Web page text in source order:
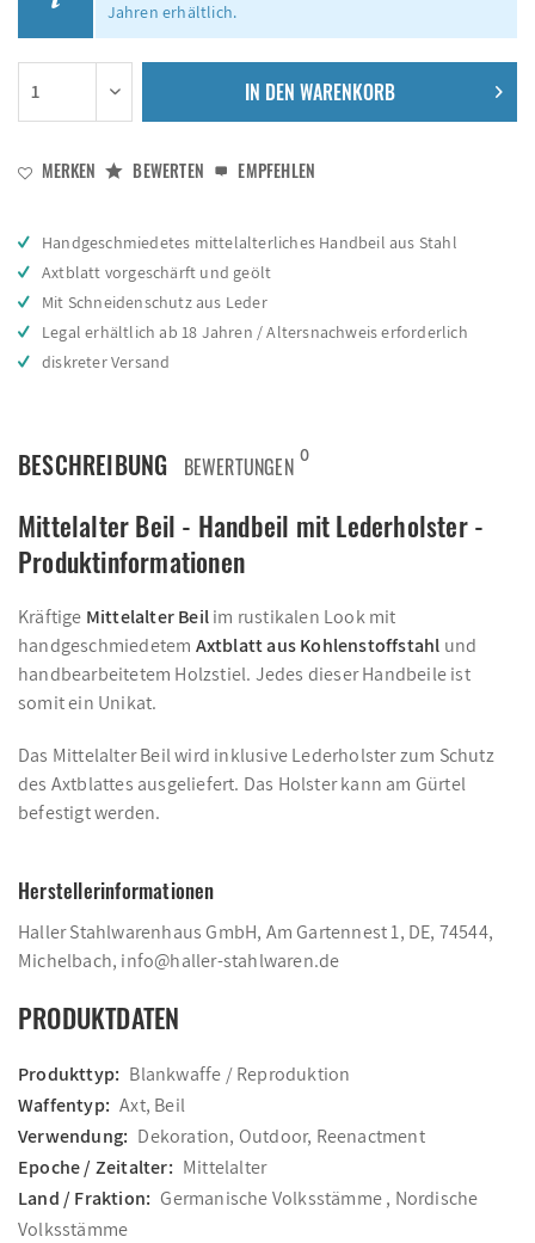
Jahren erhältlich.
IN DEN WARENKORB
MERKEN BEWERTEN EMPFEHLEN
Handgeschmiedetes mittelalterliches Handbeil aus Stahl
Axtblatt vorgeschärft und geölt
Mit Schneidenschutz aus Leder
Legal erhältlich ab 18 Jahren / Altersnachweis erforderlich
diskreter Versand
BESCHREIBUNG BEWERTUNGEN 0
Mittelalter Beil - Handbeil mit Lederholster -
Produktinformationen
Kräftige Mittelalter Beilim rustikalen Look mit
handgeschmiedetem Axtblatt aus Kohlenstoffstahl und
handbearbeitetem Holzstiel. Jedes dieser Handbeile ist
somit ein Unikat.
Das Mittelalter Beil wird inklusive Lederholster zum Schutz
des Axtblattes ausgeliefert. Das Holster kann am Gürtel
befestigt werden.
Herstellerinformationen
Haller Stahlwarenhaus GmbH, Am Gartennest 1, DE, 74544,
Michelbach, info@haller-stahlwaren.de
PRODUKTDATEN
Produkttyp: Blankwaffe / Reproduktion
Waffentyp: Axt, Beil
Verwendung: Dekoration, Outdoor, Reenactment
Epoche / Zeitalter: Mittelalter
Land / Fraktion: Germanische Volksstämme , Nordische
Volksstämme